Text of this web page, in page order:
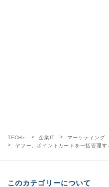
TECH+ 企業IT
マーケティング
ヤフー、ポイントカードを一括管理
このカテゴリーについて